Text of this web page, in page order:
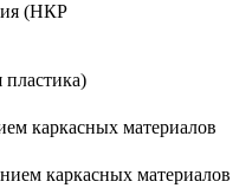
(НКР
пластика)
каркасных материалов
каркасных материалов